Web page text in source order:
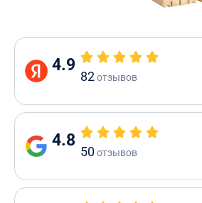
4.9
82отзывов
4.8
50отзывов